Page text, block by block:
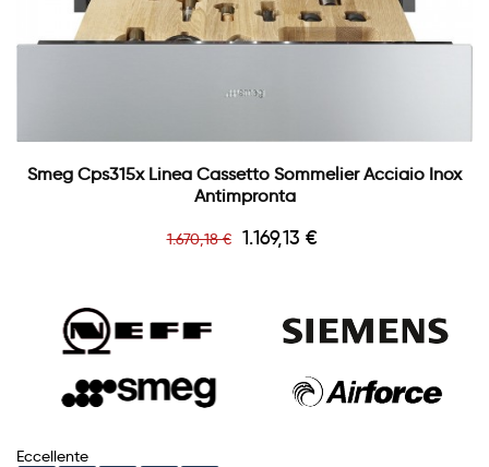
Smeg Cps315x Linea Cassetto Sommelier Acciaio Inox
Antimpronta
Prezzo
1.670,18 € Prezzo
1.169,13 €
Eccellente